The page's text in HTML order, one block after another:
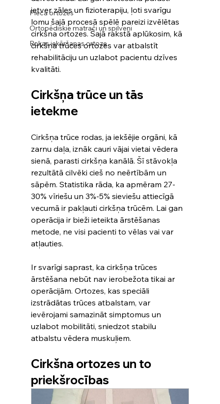
Pleca ortozes
Ortopēdiskie matrači un spilveni
Rokas iekāršanas ortoze
ietver zāles un fizioterapiju, ļoti svarīgu
lomu šajā procesā spēlē pareizi izvēlētas
cirkšna ortozes. Šajā rakstā aplūkosim, kā
cirkšņa trūces ortozes var atbalstīt
rehabilitāciju un uzlabot pacientu dzīves
kvalitāti.
Cirkšņa trūce un tās
ietekme
Cirkšņa trūce rodas, ja iekšējie orgāni, kā
zarnu daļa, iznāk cauri vājai vietai vēdera
sienā, parasti cirkšņa kanālā. Šī stāvokļa
rezultātā cilvēki cieš no neērtībām un
sāpēm. Statistika rāda, ka apmēram 27-
30% vīriešu un 3%-5% sieviešu attiecīgā
vecumā ir pakļauti cirkšņa trūcēm. Lai gan
operācija ir bieži ieteikta ārstēšanas
metode, ne visi pacienti to vēlas vai var
atļauties.
Ir svarīgi saprast, ka cirkšņa trūces
ārstēšana nebūt nav ierobežota tikai ar
operācijām. Ortozes, kas speciāli
izstrādātas trūces atbalstam, var
ievērojami samazināt simptomus un
uzlabot mobilitāti, sniedzot stabilu
atbalstu vēdera muskuļiem.
Cirkšna ortozes un to
priekšrocības